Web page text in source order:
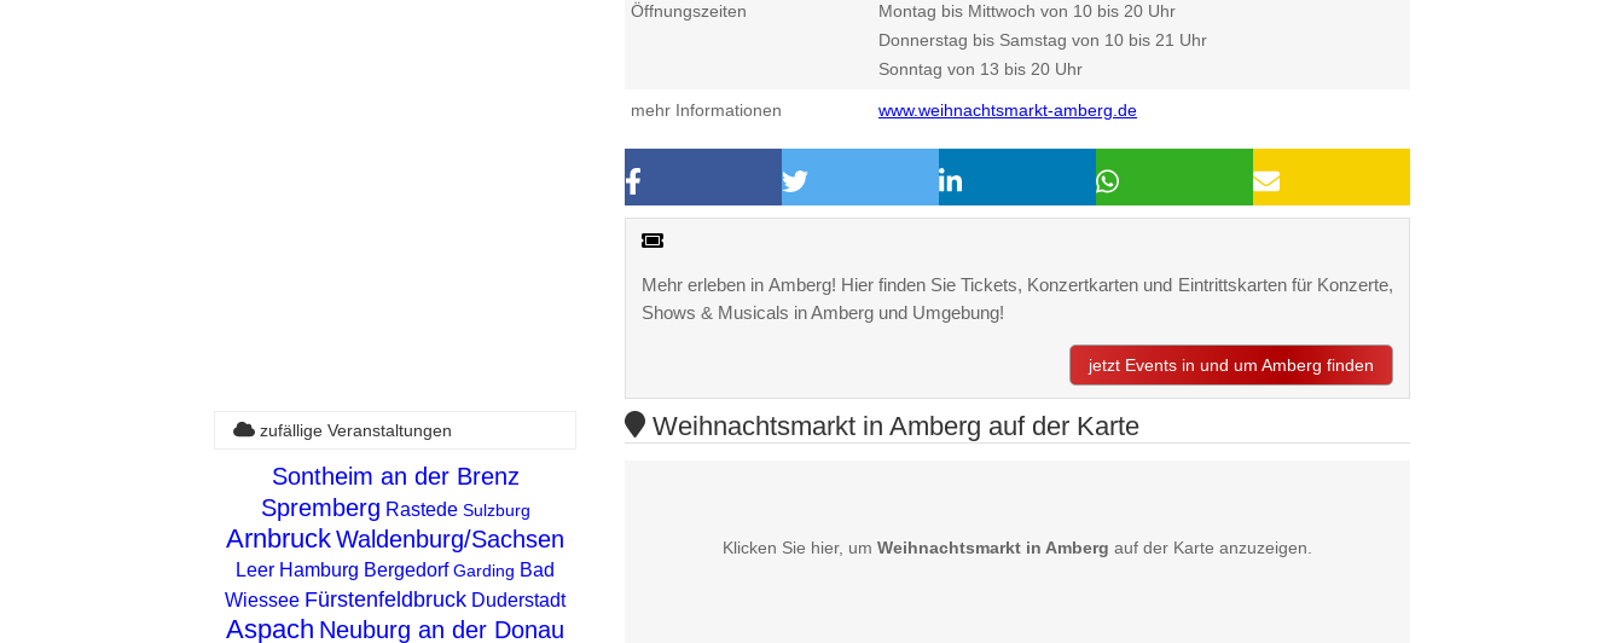
Öffnungszeiten
Montag bis Mittwoch von 10 bis 20 Uhr
Donnerstag bis Samstag von 10 bis 21 Uhr
Sonntag von 13 bis 20 Uhr
mehr Informationen www.weihnachtsmarkt-amberg.de
Mehr erleben in Amberg! Hier finden Sie Tickets, Konzertkarten und Eintrittskarten für Konzerte,
Shows & Musicals in Amberg und Umgebung!
jetzt Events in und um Amberg finden
Weihnachtsmarkt in Amberg auf der Karte
Klicken Sie hier, um Weihnachtsmarkt in Amberg auf der Karte anzuzeigen.
zufällige Veranstaltungen
Sontheim an der Brenz
Spremberg Rastede Sulzburg
ArnbruckWaldenburg/Sachsen
Leer Hamburg Bergedorf Garding Bad
Wiessee Fürstenfeldbruck Duderstadt
Aspach Neuburg an der Donau